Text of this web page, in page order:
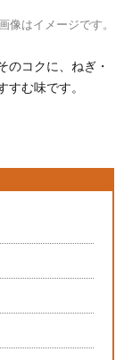
像はイメージです。
のコクに、ねぎ・
む味です。